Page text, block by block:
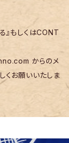
』もしくはCONT
からのメ
くお願いいたしま